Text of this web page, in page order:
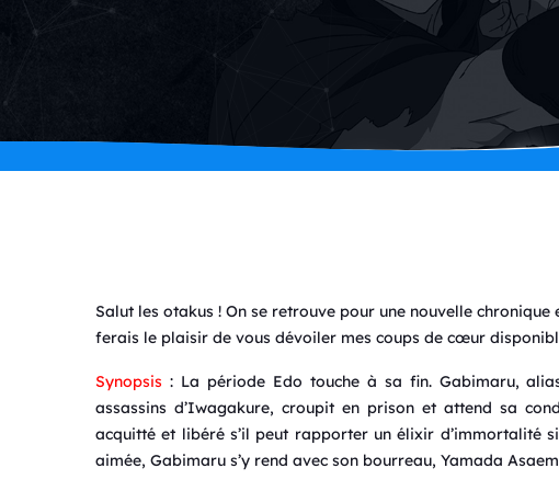
Salut les otakus ! On se retrouve pour une nouvelle
ferais le plaisir de vous dévoiler mes coups de cœur
Synopsis : La période Edo touche à sa fin. Gabimaru,
assassins d’Iwagakure, croupit en prison et attend sa
acquitté et libéré s’il peut rapporter un élixir d’immortalité
aimée, Gabimaru s’y rend avec son bourreau, Yamada